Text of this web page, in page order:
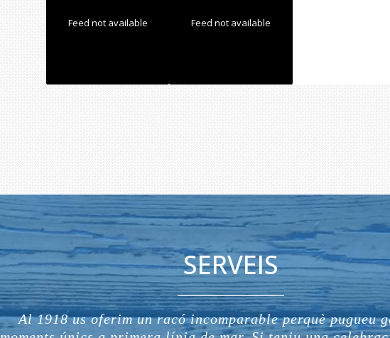
Feed not available Feed not available
SERVEIS
Al 1918 us oferim un racó incomparable perquè pugueu